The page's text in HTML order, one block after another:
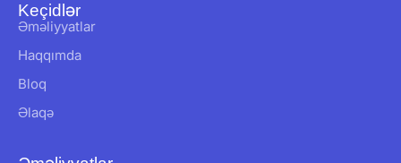
Keçidlər
Əməliyyatlar
Haqqımda
Bloq
Əlaqə